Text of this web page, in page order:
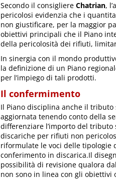
Secondo il consigliere Chatrian,
pericolosi evidenzia che i
non giustificare, per la maggior
obiettivi principali che il Piano
della pericolosità dei rifiuti,
In sinergia con il mondo
la definizione di un Piano
per l’impiego di tali prodotti.
Il confermimento
Il Piano disciplina anche il
aggiornata tenendo conto della
differenziare l’importo del
discariche per rifiuti non
riformulate le voci delle
conferimento in discarica.Il
possibilità di revisione qualora
non sono in linea con gli obiettivi